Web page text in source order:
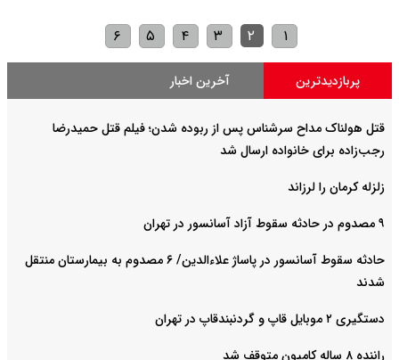
۱ ۲ ۳ ۴ ۵ ۶
پربازدیدترین آخرین اخبار
قتل هولناک مداح سرشناس پس از ربوده شدن؛ فیلم قتل حمیدرضا
رجب‌زاده برای خانواده ارسال شد
زلزله کرمان را لرزاند
۹ مصدوم در حادثه سقوط آزاد آسانسور در تهران
حادثه سقوط آسانسور در پاساژ علاءالدین/ ۶ مصدوم به بیمارستان منتقل
شدند
دستگیری ۲ موبایل قاپ و گردنبندقاپ در تهران
راننده ۸ ساله کامیون متوقف شد